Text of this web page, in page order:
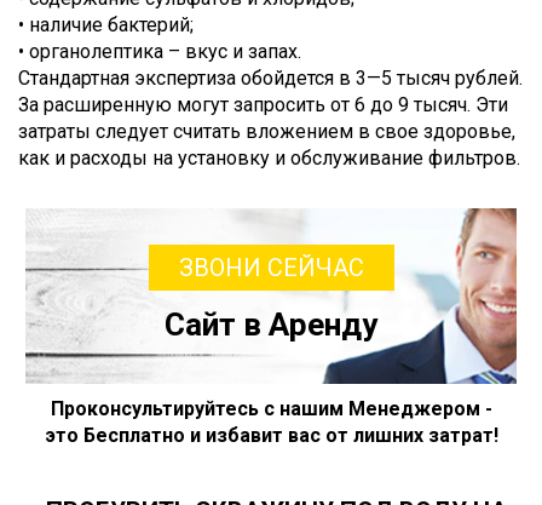
• наличие бактерий;
• органолептика – вкус и запах.
Стандартная экспертиза обойдется в 3—5 тысяч рублей.
За расширенную могут запросить от 6 до 9 тысяч. Эти
затраты следует считать вложением в свое здоровье,
как и расходы на установку и обслуживание фильтров.
ЗВОНИ СЕЙЧАС
Сайт в Аренду
Проконсультируйтесь с нашим Менеджером -
это Бесплатно и избавит вас от лишних затрат!